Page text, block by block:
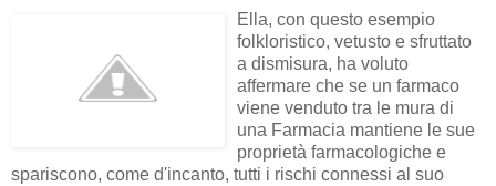
Ella, con questo esempio
folkloristico, vetusto e sfruttato
a dismisura, ha voluto
affermare che se un farmaco
viene venduto tra le mura di
una Farmacia mantiene le sue
proprietà farmacologiche e
spariscono, come d'incanto, tutti i rischi connessi al suo